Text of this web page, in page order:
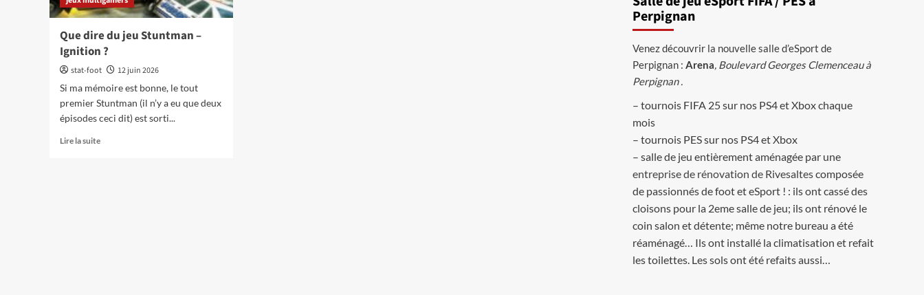
Que dire du jeu Stuntman –
Ignition ?
stat-foot
12 juin 2026
Si ma mémoire est bonne, le tout
premier Stuntman (il n’y a eu que deux
épisodes ceci dit) est sorti...
Lire la suiteEn
Perpignan
Venez découvrir la nouvelle salle d’eSport de
Perpignan : Arena, Boulevard Georges Clemenceau à
Perpignan .
– tournois FIFA 25 sur nos PS4 et Xbox chaque
mois
– tournois PES sur nos PS4 et Xbox
– salle de jeu entièrement aménagée par une
entreprise de rénovation de Rivesaltescomposée
de passionnés de foot et eSport ! : ils ont cassé des
cloisons pour la 2eme salle de jeu; ils ont rénové le
coin salon et détente; même notre bureau a été
réaménagé… Ils ont installé la climatisation et refait
les toilettes. Les sols ont été refaits aussi…